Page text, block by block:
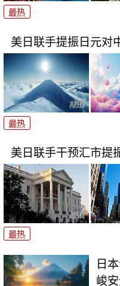
最热
美日联手提振日元对
最热
美日联手干预汇市提
最热
日
峻